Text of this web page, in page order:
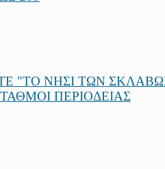
"ΤΟ ΝΗΣΙ ΤΩΝ
ΠΕΡΙΟΔΕΙΑΣ